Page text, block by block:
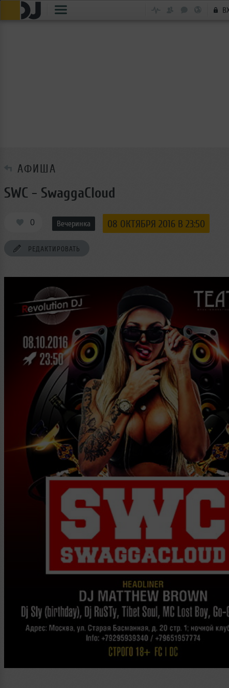
АФИША
SWC - SwaggaCloud
0 Вечеринка 08 ОКТЯБРЯ 2016 В 23:50
РЕДАКТИРОВАТЬ